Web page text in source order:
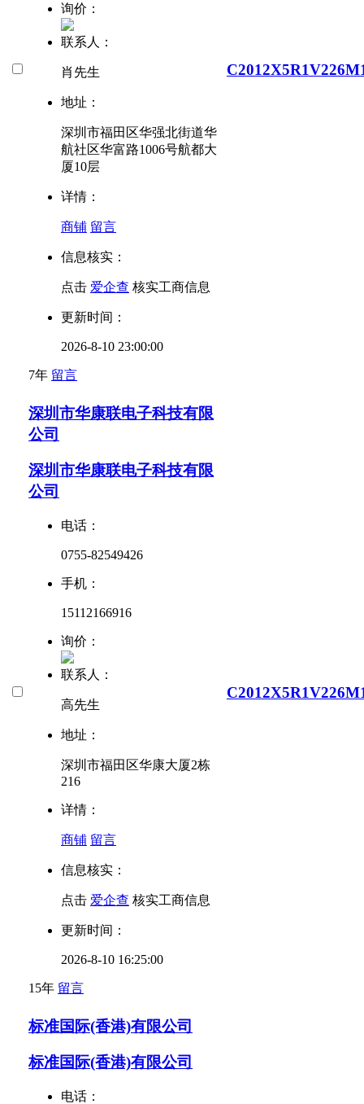
询价：
联系人：
肖先生
地址：
深圳市福田区华强北街道华
航社区华富路1006号航都大
厦10层
详情：
商铺 留言
信息核实：
点击 爱企查 核实工商信息
更新时间：
2026-8-10 23:00:00
7年 留言
深圳市华康联电子科技有限
公司
深圳市华康联电子科技有限
公司
电话：
0755-82549426
手机：
15112166916
询价：
联系人：
高先生
地址：
深圳市福田区华康大厦2栋
216
详情：
商铺 留言
信息核实：
点击 爱企查 核实工商信息
更新时间：
2026-8-10 16:25:00
15年 留言
标准国际(香港)有限公司
标准国际(香港)有限公司
电话：